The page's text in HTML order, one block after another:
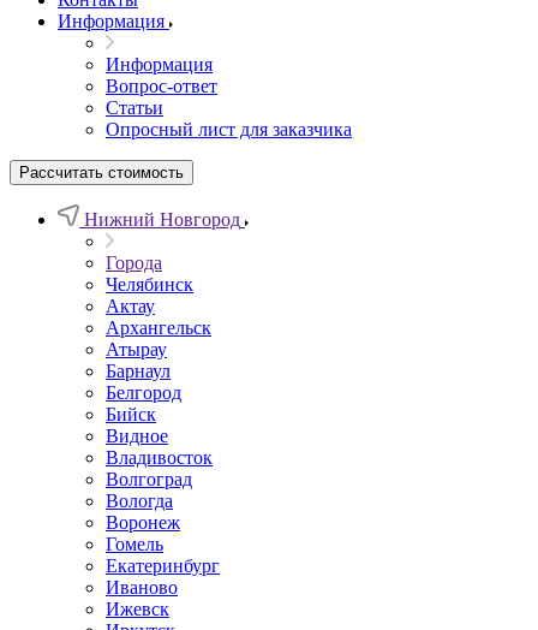
Информация
Информация
Вопрос-ответ
Статьи
Опросный лист для заказчика
Рассчитать стоимость
Нижний Новгород
Города
Челябинск
Актау
Архангельск
Атырау
Барнаул
Белгород
Бийск
Видное
Владивосток
Волгоград
Вологда
Воронеж
Гомель
Екатеринбург
Иваново
Ижевск